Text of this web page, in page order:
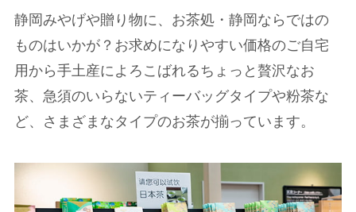
静岡みやげや贈り物に、お茶処・静岡ならではの
ものはいかが？お求めになりやすい価格のご自宅
用から手土産によろこばれるちょっと贅沢なお
茶、急須のいらないティーバッグタイプや粉茶な
ど、さまざまなタイプのお茶が揃っています。